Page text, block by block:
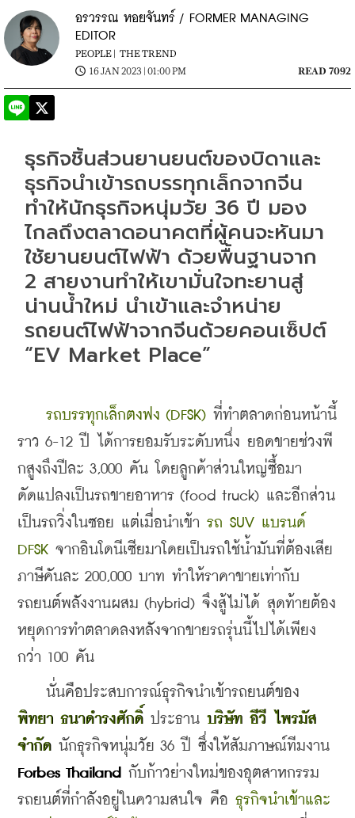
อรวรรณ หอยจันทร์ / FORMER MANAGING
EDITOR
PEOPLE | THE TREND
16 JAN 2023 | 01:00 PM
READ 7092
ธุรกิจชิ้นส่วนยานยนต์ของบิดาและ
ธุรกิจนำเข้ารถบรรทุกเล็กจากจีน
ทำให้นักธุรกิจหนุ่มวัย 36 ปี มอง
ไกลถึงตลาดอนาคตที่ผู้คนจะหันมา
ใช้ยานยนต์ไฟฟ้า ด้วยพื้นฐานจาก
2 สายงานทำให้เขามั่นใจทะยานสู่
น่านน้ำใหม่ นำเข้าและจำหน่าย
รถยนต์ไฟฟ้าจากจีนด้วยคอนเซ็ปต์
“EV Market Place”
รถบรรทุกเล็กตงฟง (DFSK) ที่ทำตลาดก่อนหน้านี้
ราว 6-12 ปี ได้การยอมรับระดับหนึ่ง ยอดขายช่วงพี
กสูงถึงปีละ 3,000 คัน โดยลูกค้าส่วนใหญ่ซื้อมา
ดัดแปลงเป็นรถขายอาหาร (food truck) และอีกส่วน
เป็นรถวิ่งในซอย แต่เมื่อนำเข้า รถ SUV แบรนด์
DFSK จากอินโดนีเซียมาโดยเป็นรถใช้น้ำมันที่ต้องเสีย
ภาษีคันละ 200,000 บาท ทำให้ราคาขายเท่ากับ
รถยนต์พลังงานผสม (hybrid) จึงสู้ไม่ได้ สุดท้ายต้อง
หยุดการทำตลาดลงหลังจากขายรถรุ่นนี้ไปได้เพียง
กว่า 100 คัน
พิทยา ธนาดำรงศักดิ์ ประธาน บริษัท อีวี ไพรมัส
จำกัด นักธุรกิจหนุ่มวัย 36 ปี ซึ่งให้สัมภาษณ์ทีมงาน
Forbes Thailand
กับก้าวย่างใหม่ของอุตสาหกรรม
รถยนต์ที่กำลังอยู่ในความสนใจ คือ ธุรกิจนำเข้าและ